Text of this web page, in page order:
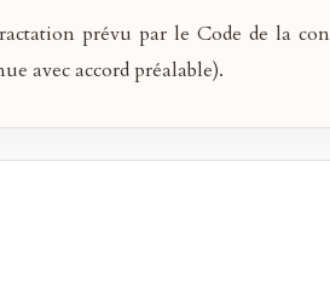
prévu par le Code de la
avec accord préalable).